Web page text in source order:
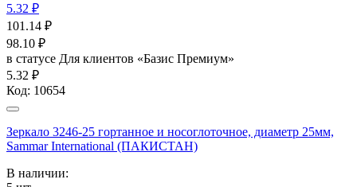
5.32 ₽
101.14 ₽
98.10 ₽
в статусе Для клиентов «Базис Премиум»
5.32 ₽
Код: 10654
Зеркало 3246-25 гортанное и носоглоточное, диаметр 25мм,
Sammar International (ПАКИСТАН)
В наличии: